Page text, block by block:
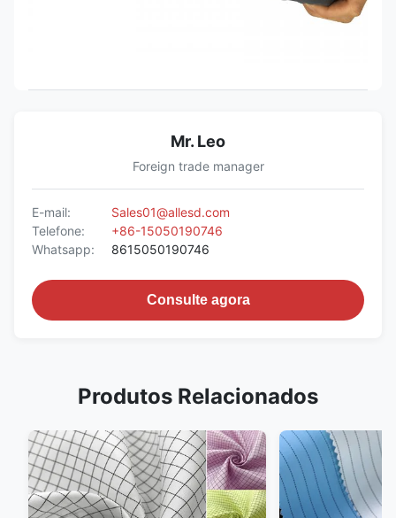
Mr. Leo
Foreign trade manager
E-mail:
Sales01@allesd.com
Telefone:
+86-15050190746
Whatsapp:
8615050190746
Consulte agora
Produtos Relacionados